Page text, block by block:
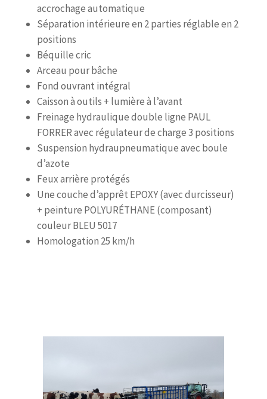
accrochage automatique
Séparation intérieure en 2 parties réglable en 2
positions
Béquille cric
Arceau pour bâche
Fond ouvrant intégral
Caisson à outils + lumière à l’avant
Freinage hydraulique double ligne PAUL
FORRER avec régulateur de charge 3 positions
Suspension hydraupneumatique avec boule
d’azote
Feux arrière protégés
Une couche d’apprêt EPOXY (avec durcisseur)
+ peinture POLYURÉTHANE (composant)
couleur BLEU 5017
Homologation 25 km/h